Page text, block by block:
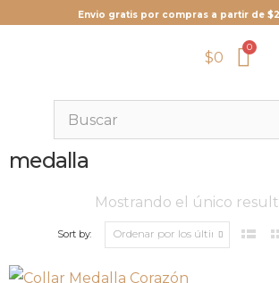
Envio gratis por compras a partir de
$0
medalla
Mostrando el único
Sort by: